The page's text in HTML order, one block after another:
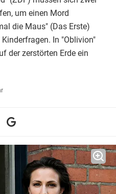
um einen Mord
die Maus" (Das Erste)
In "Oblivion"
der zerstörten Erde ein